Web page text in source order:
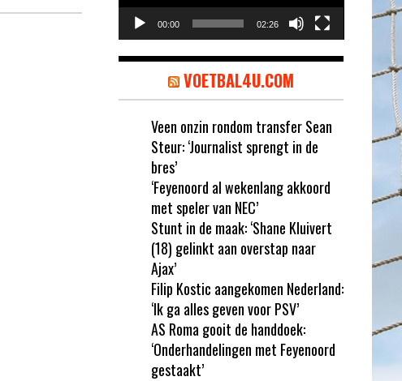
00:00 02:26
VOETBAL4U.COM
Veen onzin rondom transfer Sean
Steur: ‘Journalist sprengt in de
bres’
‘Feyenoord al wekenlang akkoord
met speler van NEC’
Stunt in de maak: ‘Shane Kluivert
(18) gelinkt aan overstap naar
Ajax’
Filip Kostic aangekomen Nederland:
‘Ik ga alles geven voor PSV’
AS Roma gooit de handdoek:
‘Onderhandelingen met Feyenoord
gestaakt’